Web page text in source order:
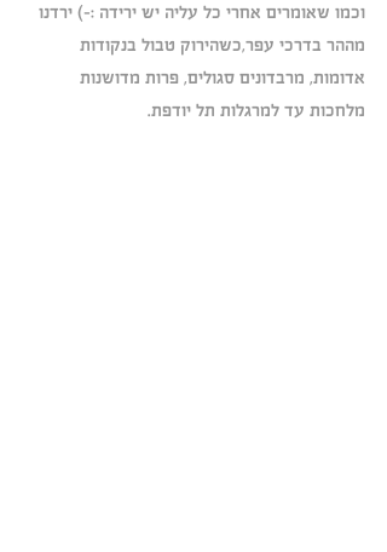
וכמו שאומרים אחרי כל עליה יש ירידה :-) ירדנו
מההר בדרכי עפר,כשהירוק טבול בנקודות
אדומות, מרבדונים סגולים, פרות מדושנות
מלחכות עד למרגלות תל יודפת.